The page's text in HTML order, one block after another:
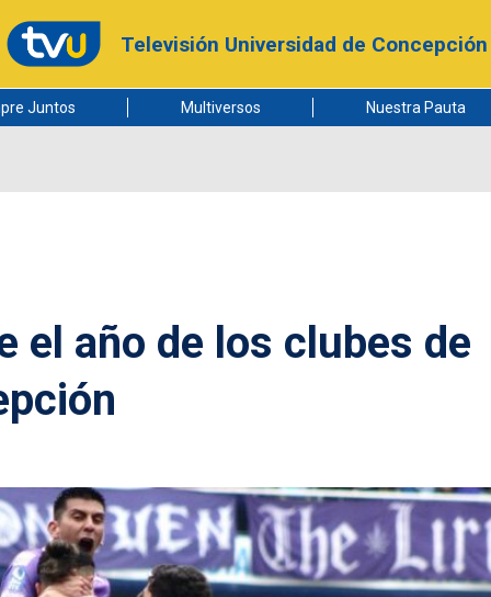
Televisión Universidad de Concepción
Juntos Multiversos Nuestra Pauta
el año de los clubes de